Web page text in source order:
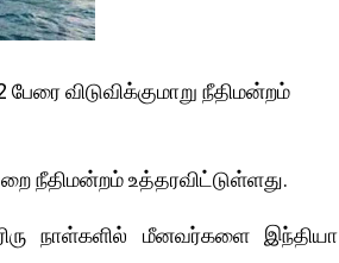
விடுவிக்குமாறு நீதிமன்றம்
நீதிமன்றம் உத்தரவிட்டுள்ளது.
நாள்களில் மீனவர்களை இந்தியா